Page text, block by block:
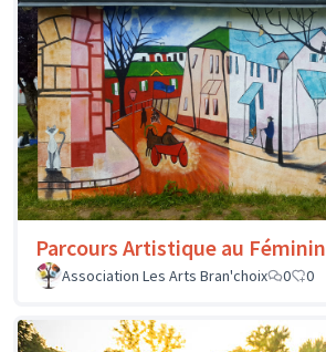
Parcours Artistique au Féminin
Association Les Arts Bran'choix
0 0